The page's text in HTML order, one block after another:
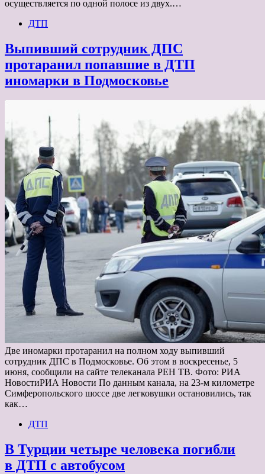
осуществляется по одной полосе из двух.…
ДТП
Выпивший сотрудник ДПС
протаранил попавшие в ДТП
иномарки в Подмосковье
Две иномарки протаранил на полном ходу выпивший
сотрудник ДПС в Подмосковье. Об этом в воскресенье, 5
июня, сообщили на сайте телеканала РЕН ТВ. Фото: РИА
НовостиРИА Новости По данным канала, на 23-м километре
Симферопольского шоссе две легковушки остановились, так
как…
ДТП
В Турции четыре человека погибли
в ДТП с автобусом